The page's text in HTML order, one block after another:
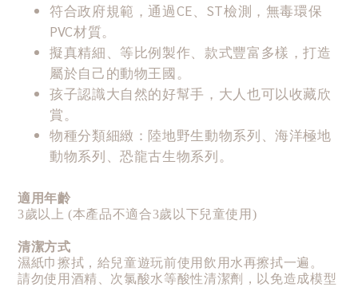
符合政府規範，通過CE、ST檢測，無毒環保
PVC材質。
擬真精細、等比例製作、款式豐富多樣，打造
屬於自己的動物王國。
孩子認識大自然的好幫手，大人也可以收藏欣
賞。
物種分類細緻：陸地野生動物系列、海洋極地
動物系列、恐龍古生物系列。
適用年齡
3歲以上 (本產品不適合3歲以下兒童使用)
清潔方式
濕紙巾擦拭，給兒童遊玩前使用飲用水再擦拭一遍。
請勿使用酒精、次氯酸水等酸性清潔劑，以免造成模型